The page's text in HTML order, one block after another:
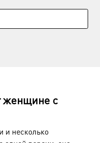
женщине с
и несколько